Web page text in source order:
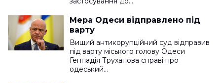
Мера Одеси відправлено під
варту
Вищий антикорупційний суд відправив
під варту міського голову Одеси
Геннадія Труханова справі про
одеський…